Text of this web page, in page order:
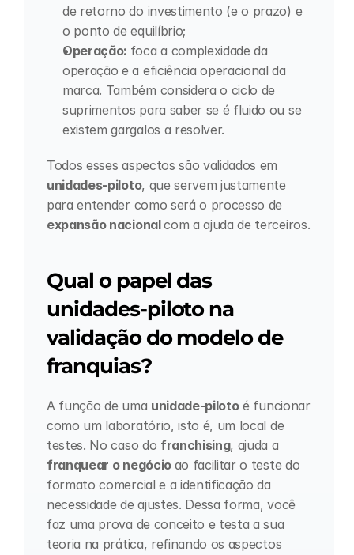
de retorno do investimento (e o prazo) e
o ponto de equilíbrio;
Operação: foca a complexidade da
operação e a eficiência operacional da
marca. Também considera o ciclo de
suprimentos para saber se é fluido ou se
existem gargalos a resolver.
unidades-piloto, que servem justamente
expansão nacional com a ajuda de terceiros.
Qual o papel das
unidades-piloto na
validação do modelo de
franquias?
A função de uma unidade-piloto é funcionar
como um laboratório, isto é, um local de
testes. No caso do franchising
franquear o negócio ao facilitar o teste do
formato comercial e a identificação da
necessidade de ajustes. Dessa forma, você
faz uma prova de conceito e testa a sua
teoria na prática, refinando os aspectos